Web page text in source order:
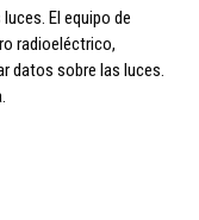
El equipo de
radioeléctrico,
datos sobre las luces.